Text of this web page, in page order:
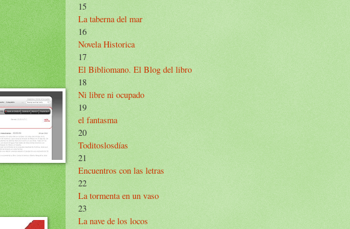
15
La taberna del mar
16
Novela Historica
17
El Bibliomano. El Blog del libro
18
Ni libre ni ocupado
19
el fantasma
20
Toditoslosdías
21
Encuentros con las letras
22
La tormenta en un vaso
23
La nave de los locos